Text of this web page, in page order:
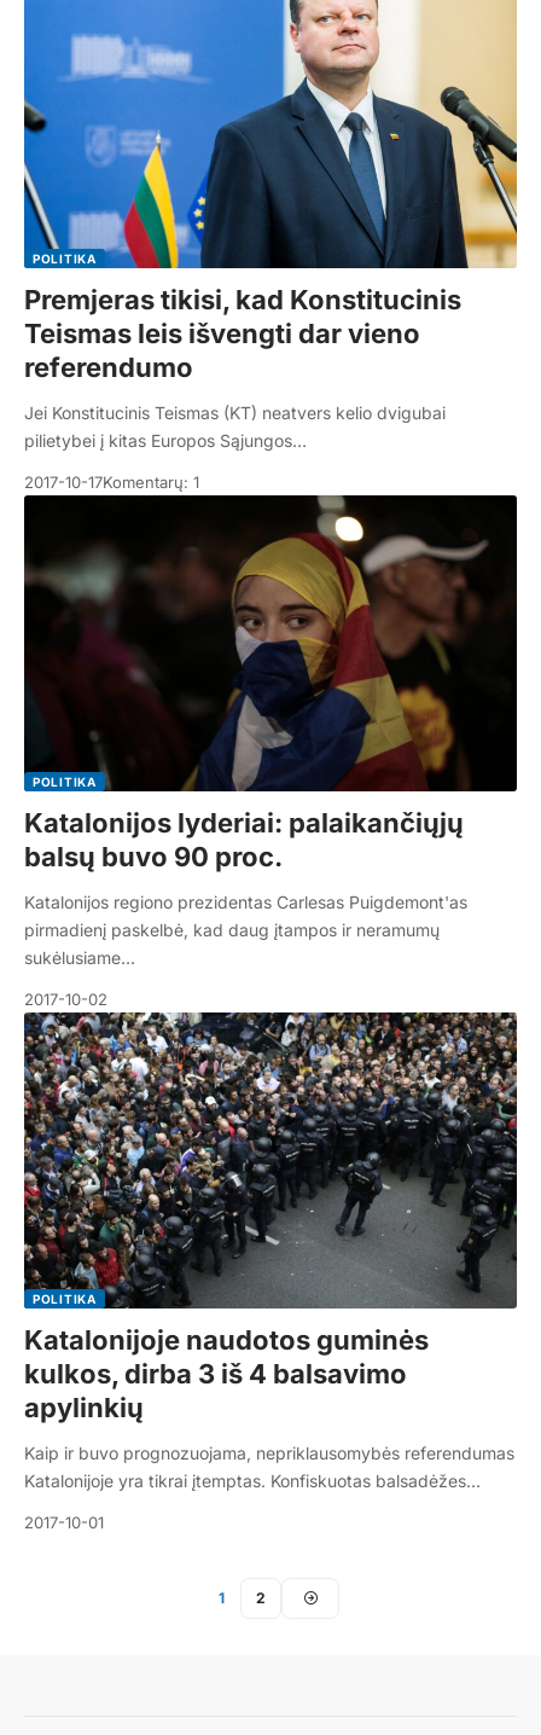
POLITIKA
Premjeras tikisi, kad Konstitucinis
Teismas leis išvengti dar vieno
referendumo
Jei Konstitucinis Teismas (KT) neatvers kelio dvigubai
pilietybei į kitas Europos Sąjungos…
2017-10-17Komentarų: 1
POLITIKA
Katalonijos lyderiai: palaikančiųjų
balsų buvo 90 proc.
Katalonijos regiono prezidentas Carlesas Puigdemont'as
pirmadienį paskelbė, kad daug įtampos ir neramumų
sukėlusiame…
2017-10-02
POLITIKA
Katalonijoje naudotos guminės
kulkos, dirba 3 iš 4 balsavimo
apylinkių
Kaip ir buvo prognozuojama, nepriklausomybės referendumas
Katalonijoje yra tikrai įtemptas. Konfiskuotas balsadėžes…
2017-10-01
1 2